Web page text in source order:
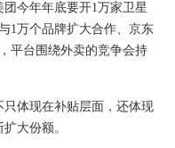
今年年底要开1万家卫星
1万个品牌扩大合作、京东
平台围绕外卖的竞争会持
只体现在补贴层面，还体现
大份额。